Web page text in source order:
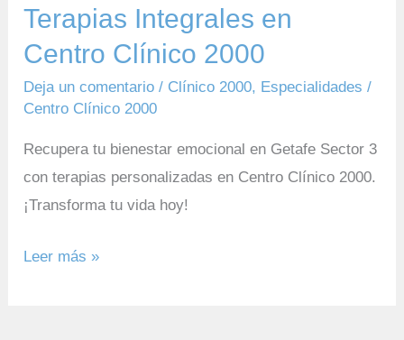
Terapias Integrales en
Centro Clínico 2000
Deja un comentario / Clínico 2000, Especialidades /
Centro Clínico 2000
Recupera tu bienestar emocional en Getafe Sector 3
con terapias personalizadas en Centro Clínico 2000.
¡Transforma tu vida hoy!
Leer más »